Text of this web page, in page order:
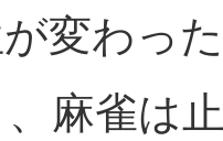
変わっ
、麻雀は